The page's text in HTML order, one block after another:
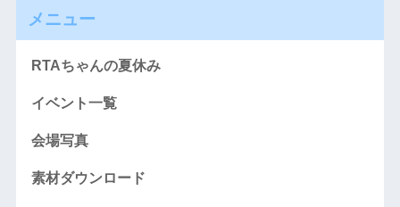
メニュー
RTAちゃんの夏休み
イベント一覧
会場写真
素材ダウンロード